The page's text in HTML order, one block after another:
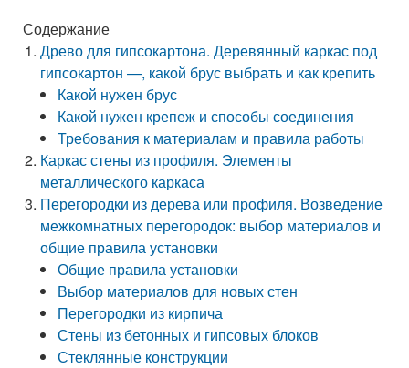
Содержание
Древо для гипсокартона. Деревянный каркас под
гипсокартон —, какой брус выбрать и как крепить
Какой нужен брус
Какой нужен крепеж и способы соединения
Требования к материалам и правила работы
Каркас стены из профиля. Элементы
металлического каркаса
Перегородки из дерева или профиля. Возведение
межкомнатных перегородок: выбор материалов и
общие правила установки
Общие правила установки
Выбор материалов для новых стен
Перегородки из кирпича
Стены из бетонных и гипсовых блоков
Стеклянные конструкции